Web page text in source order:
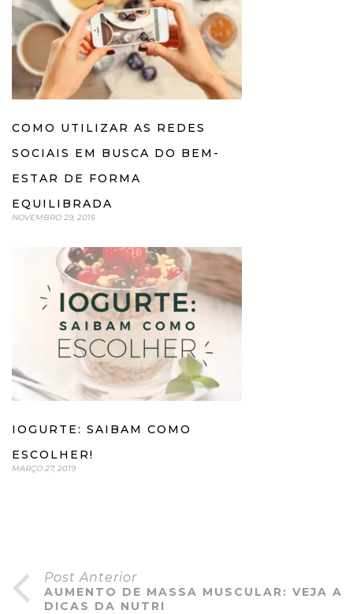
COMO UTILIZAR AS REDES
SOCIAIS EM BUSCA DO BEM-
ESTAR DE FORMA
EQUILIBRADA
NOVEMBRO 29, 2015
IOGURTE: SAIBAM COMO
ESCOLHER!
MARÇO 27, 2019
Post Anterior
AUMENTO DE MASSA MUSCULAR: VEJA AS
DICAS DA NUTRI